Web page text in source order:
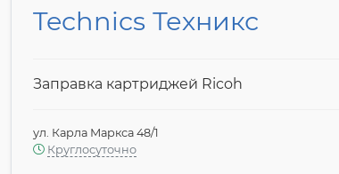
Technics Техникс
Заправка картриджей Ricoh
ул. Карла Маркса 48/1
Круглосуточно